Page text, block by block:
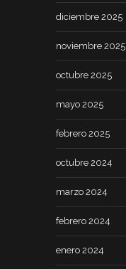
diciembre 2025
noviembre 2025
octubre 2025
mayo 2025
febrero 2025
octubre 2024
marzo 2024
febrero 2024
enero 2024